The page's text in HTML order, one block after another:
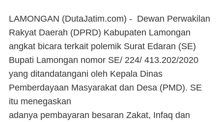
LAMONGAN (DutaJatim.com) - Dewan Perwakilan
Rakyat Daerah (DPRD) Kabupaten Lamongan
angkat bicara terkait polemik Surat Edaran (SE)
Bupati Lamongan nomor SE/ 224/ 413.202/2020
yang ditandatangani oleh Kepala Dinas
Pemberdayaan Masyarakat dan Desa (PMD). SE
itu menegaskan
adanya pembayaran besaran Zakat, Infaq dan